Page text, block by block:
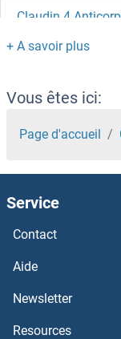
Claudin 4
Claudin 3 Anticorps
Claudin 23
Claudin 22
Claudin 20
Claudin 2 Anticorps
Claudin 18
Claudin 17
Vous êtes ici:
Page d'accueil
Service
Contact
Aide
Newsletter
Resources